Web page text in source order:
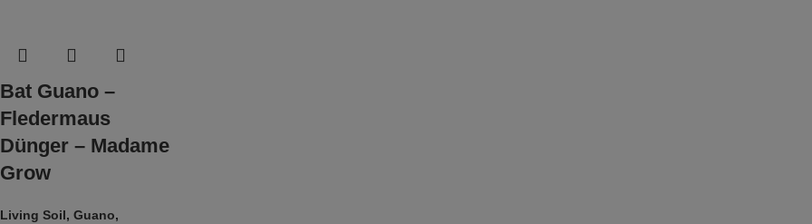
Bat Guano –
Fledermaus
Dünger – Madame
Grow
Living Soil, Guano,